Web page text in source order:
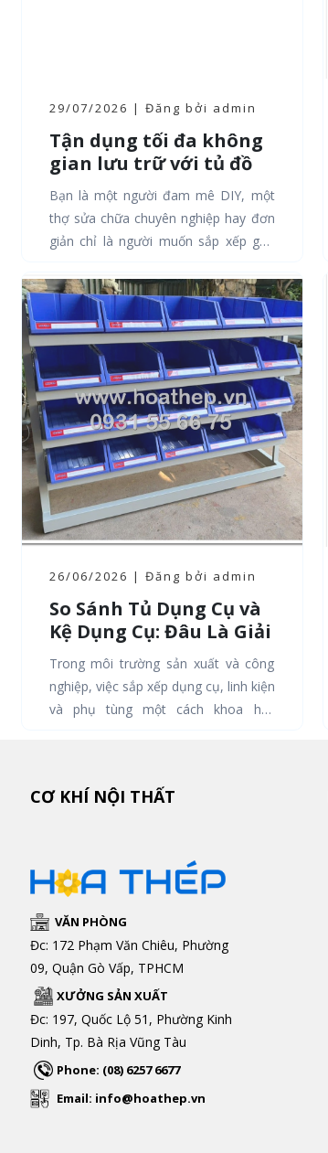
29/07/2026 | Đăng bởi admin
Tận dụng tối đa không
gian lưu trữ với tủ đồ
nghề có giá treo và móc
treo
Bạn là một người đam mê DIY, một
thợ sửa chữa chuyên nghiệp hay đơn
giản chỉ là người muốn sắp xếp góc
26/06/2026 | Đăng bởi admin
So Sánh Tủ Dụng Cụ và
Kệ Dụng Cụ: Đâu Là Giải
Pháp Lưu Trữ Tối Ưu
Cho Nhà Máy
Trong môi trường sản xuất và công
nghiệp, việc sắp xếp dụng cụ, linh kiện
và phụ tùng một cách khoa học
CƠ KHÍ NỘI THẤT
VĂN PHÒNG
Đc: 172 Phạm Văn Chiêu, Phường
09, Quận Gò Vấp, TPHCM
XƯỞNG SẢN XUẤT
Đc: 197, Quốc Lộ 51, Phường Kinh
Dinh, Tp. Bà Rịa Vũng Tàu
Phone: (08) 6257 6677
Email: info@hoathep.vn